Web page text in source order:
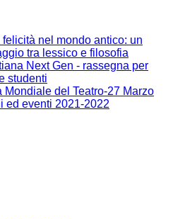
felicità nel mondo antico: un
tra lessico e filosofia
Next Gen - rassegna per
studenti
Mondiale del Teatro-27 Marzo
ed eventi 2021-2022